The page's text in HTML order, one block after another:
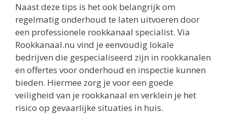
Naast deze tips is het ook belangrijk om
regelmatig onderhoud te laten uitvoeren door
een professionele rookkanaal specialist. Via
Rookkanaal.nu vind je eenvoudig lokale
bedrijven die gespecialiseerd zijn in rookkanalen
en offertes voor onderhoud en inspectie kunnen
bieden. Hiermee zorg je voor een goede
veiligheid van je rookkanaal en verklein je het
risico op gevaarlijke situaties in huis.